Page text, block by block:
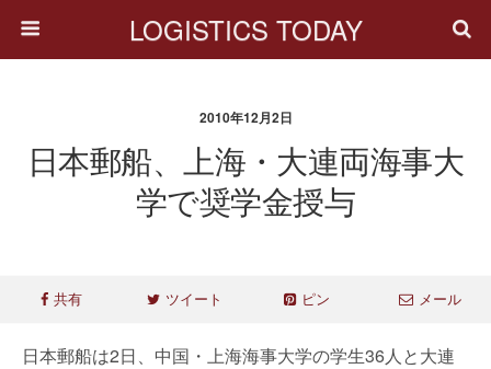
LOGISTICS TODAY
2010年12月2日
日本郵船、上海・大連両海事大
学で奨学金授与
共有 ツイート ピン メール
日本郵船は2日、中国・上海海事大学の学生36人と大連